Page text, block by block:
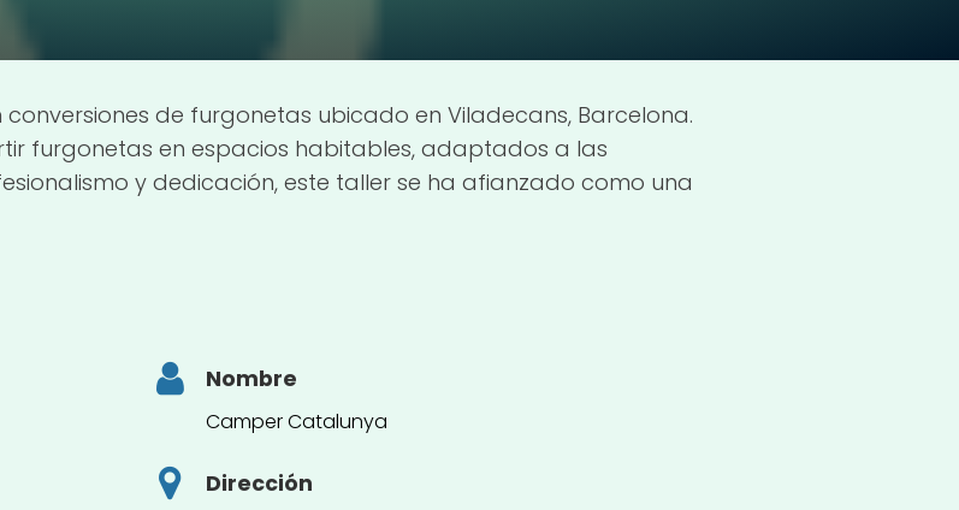
de furgonetas ubicado en Viladecans, Barcelona.
furgonetas en espacios habitables, adaptados a las
y dedicación, este taller se ha afianzado como una
Nombre
Camper Catalunya
Dirección